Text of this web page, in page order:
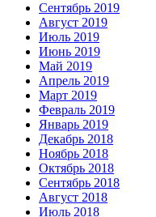
Сентябрь 2019
Август 2019
Июль 2019
Июнь 2019
Май 2019
Апрель 2019
Март 2019
Февраль 2019
Январь 2019
Декабрь 2018
Ноябрь 2018
Октябрь 2018
Сентябрь 2018
Август 2018
Июль 2018